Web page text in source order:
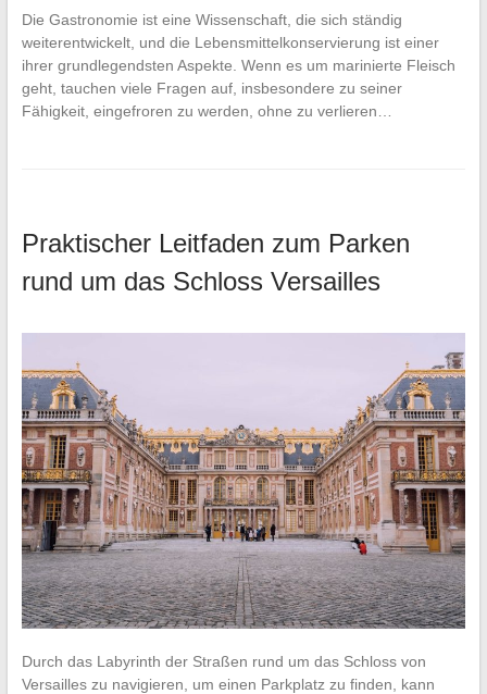
Die Gastronomie ist eine Wissenschaft, die sich ständig
weiterentwickelt, und die Lebensmittelkonservierung ist einer
ihrer grundlegendsten Aspekte. Wenn es um marinierte Fleisch
geht, tauchen viele Fragen auf, insbesondere zu seiner
Fähigkeit, eingefroren zu werden, ohne zu verlieren…
Praktischer Leitfaden zum Parken
rund um das Schloss Versailles
Durch das Labyrinth der Straßen rund um das Schloss von
Versailles zu navigieren, um einen Parkplatz zu finden, kann